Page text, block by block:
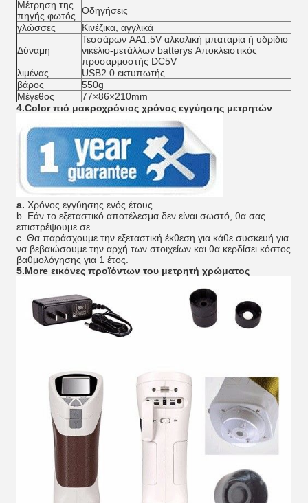
Μέτρηση της
πηγής φωτός
Οδηγήσεις
γλώσσες
Κινέζικα, αγγλικά
Δύναμη
Τεσσάρων AA1.5V αλκαλική μπαταρία ή υδρίδιο
νικέλιο-μετάλλων batterys Αποκλειστικός
προσαρμοστής DC5V
λιμένας
USB2.0 εκτυπωτής
βάρος
550g
Μέγεθος
77×86×210mm
4.Color πιό μακροχρόνιος χρόνος εγγύησης μετρητών
a. Χρόνος εγγύησης ενός έτους.
b. Εάν το εξεταστικό αποτέλεσμα δεν είναι σωστό, θα σας
επιστρέψουμε σε.
c. Θα παράσχουμε την εξεταστική έκθεση για κάθε συσκευή για
να βεβαιώσουμε την αρχή των στοιχείων και θα κερδίσει κόστος
βαθμολόγησης για 1 έτος.
5.More εικόνες προϊόντων του μετρητή χρώματος